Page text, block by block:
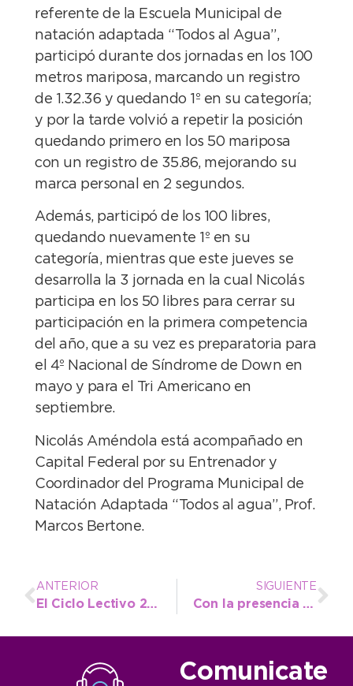
referente de la Escuela Municipal de
natación adaptada “Todos al Agua”,
participó durante dos jornadas en los 100
metros mariposa, marcando un registro
de 1.32.36 y quedando 1º en su categoría;
y por la tarde volvió a repetir la posición
quedando primero en los 50 mariposa
con un registro de 35.86, mejorando su
marca personal en 2 segundos.
Además, participó de los 100 libres,
quedando nuevamente 1º en su
categoría, mientras que este jueves se
desarrolla la 3 jornada en la cual Nicolás
participa en los 50 libres para cerrar su
participación en la primera competencia
del año, que a su vez es preparatoria para
el 4º Nacional de Síndrome de Down en
mayo y para el Tri Americano en
septiembre.
Nicolás Améndola está acompañado en
Capital Federal por su Entrenador y
Coordinador del Programa Municipal de
Natación Adaptada “Todos al agua”, Prof.
Marcos Bertone.
ANTERIOR
El Ciclo Lectivo 2025 se abrió a pura emoción con la inauguración del Jardín N° 919
SIGUIENTE
Con la presencia del Intendente, el Jardín Municipal “Lassalle” dio inicio al año educativo
Comunicate